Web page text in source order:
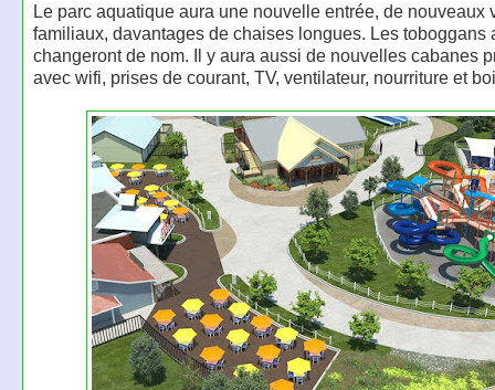
Le parc aquatique aura une nouvelle entrée, de nouveaux
familiaux, davantages de chaises longues. Les toboggans
changeront de nom. Il y aura aussi de nouvelles cabanes
avec wifi, prises de courant, TV, ventilateur, nourriture et